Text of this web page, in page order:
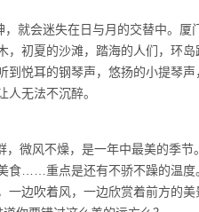
就会迷失在日与月的交替中。厦
初夏的沙滩，踏海的人们，环
悦耳的钢琴声，悠扬的小提琴
无法不沉醉。
微风不燥，是一年中最美的季节
食……重点是还有不骄不躁的温度
边吹着风，一边欣赏着前方的